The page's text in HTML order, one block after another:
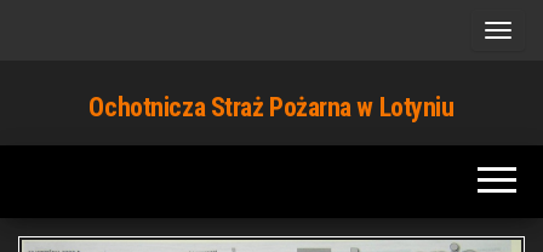
Ochotnicza Straż Pożarna w Lotyniu